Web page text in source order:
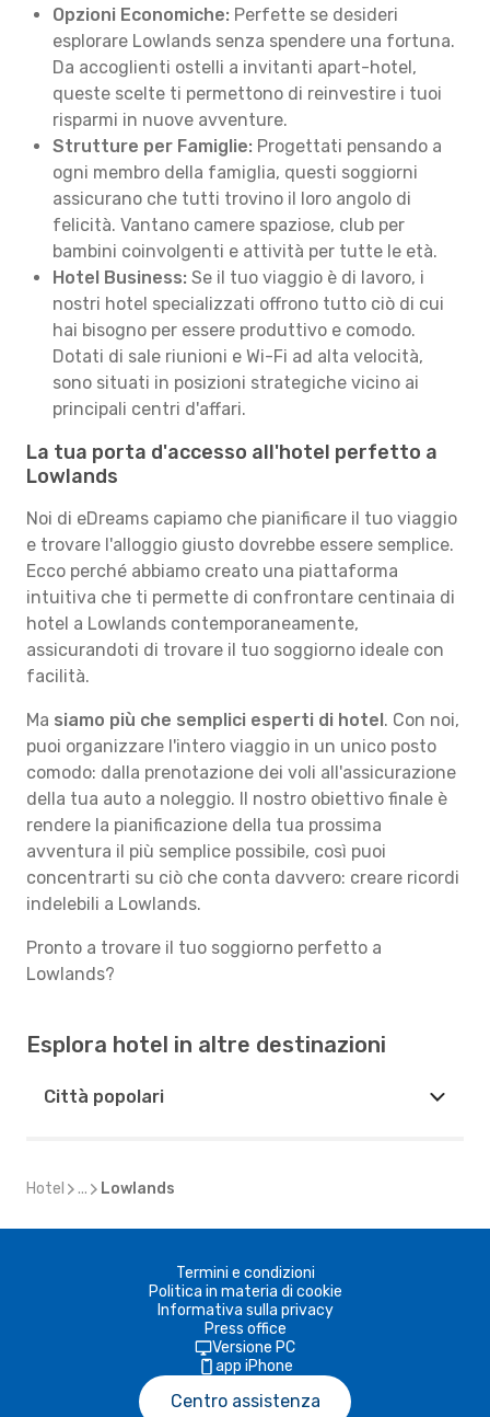
Opzioni Economiche: Perfette se desideri
esplorare Lowlands senza spendere una fortuna.
Da accoglienti ostelli a invitanti apart-hotel,
queste scelte ti permettono di reinvestire i tuoi
risparmi in nuove avventure.
Strutture per Famiglie: Progettati pensando a
ogni membro della famiglia, questi soggiorni
assicurano che tutti trovino il loro angolo di
felicità. Vantano camere spaziose, club per
bambini coinvolgenti e attività per tutte le età.
Hotel Business: Se il tuo viaggio è di lavoro, i
nostri hotel specializzati offrono tutto ciò di cui
hai bisogno per essere produttivo e comodo.
Dotati di sale riunioni e Wi-Fi ad alta velocità,
sono situati in posizioni strategiche vicino ai
principali centri d'affari.
La tua porta d'accesso all'hotel perfetto a
Lowlands
Noi di eDreams capiamo che pianificare il tuo viaggio
e trovare l'alloggio giusto dovrebbe essere semplice.
Ecco perché abbiamo creato una piattaforma
intuitiva che ti permette di confrontare centinaia di
hotel a Lowlands contemporaneamente,
assicurandoti di trovare il tuo soggiorno ideale con
facilità.
Ma siamo più che semplici esperti di hotel. Con noi,
puoi organizzare l'intero viaggio in un unico posto
comodo: dalla prenotazione dei voli all'assicurazione
della tua auto a noleggio. Il nostro obiettivo finale è
rendere la pianificazione della tua prossima
avventura il più semplice possibile, così puoi
concentrarti su ciò che conta davvero: creare ricordi
indelebili a Lowlands.
Pronto a trovare il tuo soggiorno perfetto a
Lowlands?
Esplora hotel in altre destinazioni
Città popolari
Hotel ... Lowlands
Termini e condizioni
Politica in materia di cookie
Informativa sulla privacy
Press office
Versione PC
app iPhone
Centro assistenza